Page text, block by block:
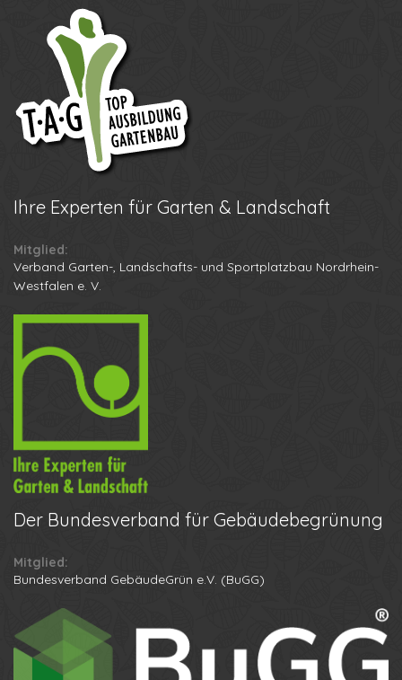
Ihre Experten für Garten & Landschaft
Mitglied:
Verband Garten-, Landschafts- und Sportplatzbau Nordrhein-
Westfalen e. V.
Der Bundesverband für Gebäudebegrünung
Mitglied:
Bundesverband GebäudeGrün e.V. (BuGG)
Ihr Name
Ihre Telefonnummer